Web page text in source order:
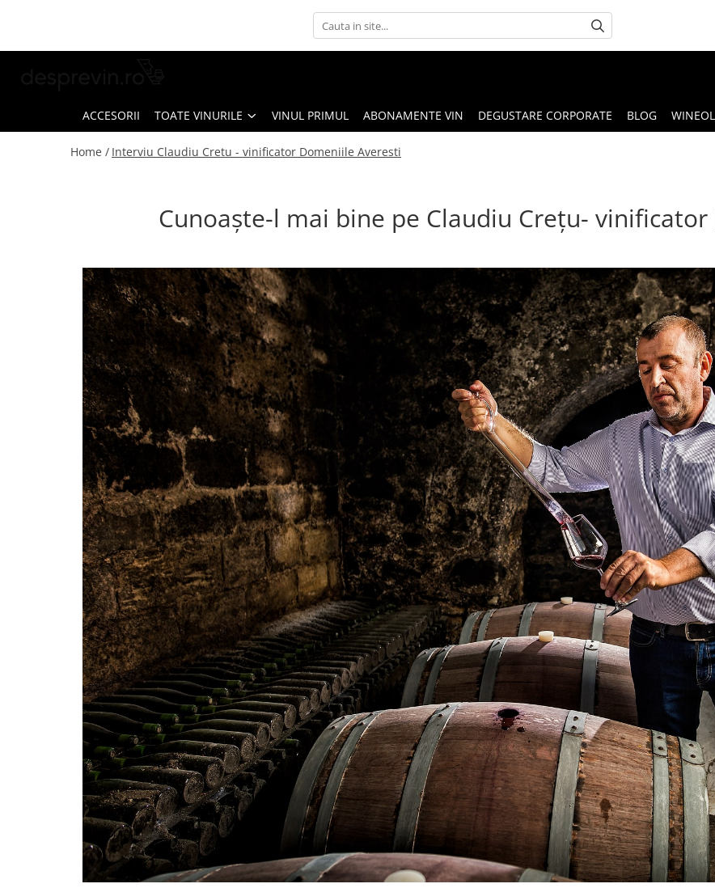
Toate Vinurile
Crama LILIAC
Crama RASOVA
Domeniile AVERESTI
Crama MARCEA Stefanesti
Crama GRAMMA
Cramele COTNARI
Crama LICORNA
Domeniile La MIGDALI
Crama AVINCIS
Crama JELNA
GRAMOFON Wine
Domeniul BOGDAN
Crama ARAMIC
Crama CORCOVA
Crama PURCARI
Crama HERMEZIU
Grup FRESCOBALDI
VINUL Bikers For Humanity
Crama BALLA GEZA
Vinuri SPECIALE
Domeniile Prince MATEI
Domeniile SÂMBUREȘTI
ACCESORII TOATE VINURILE VINUL PRIMUL ABONAMENTE VIN DEGUSTARE CORPORATE BLOG
Home / Interviu Claudiu Cretu - vinificator Domeniile Averesti
Cunoaște-l mai bine pe Claudiu Crețu-